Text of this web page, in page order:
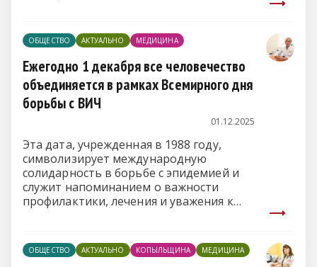
ОБЩЕСТВО АКТУАЛЬНО МЕДИЦИНА
Ежегодно 1 декабря все человечество
объединяется в рамках Всемирного дня
борьбы с ВИЧ
01.12.2025
Эта дата, учрежденная в 1988 году,
символизирует международную
солидарность в борьбе с эпидемией и
служит напоминанием о важности
профилактики, лечения и уважения к
ОБЩЕСТВО АКТУАЛЬНО КОПЫЛЬЩИНА МЕДИЦИНА